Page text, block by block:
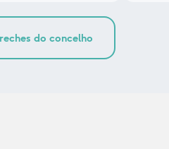
do concelho